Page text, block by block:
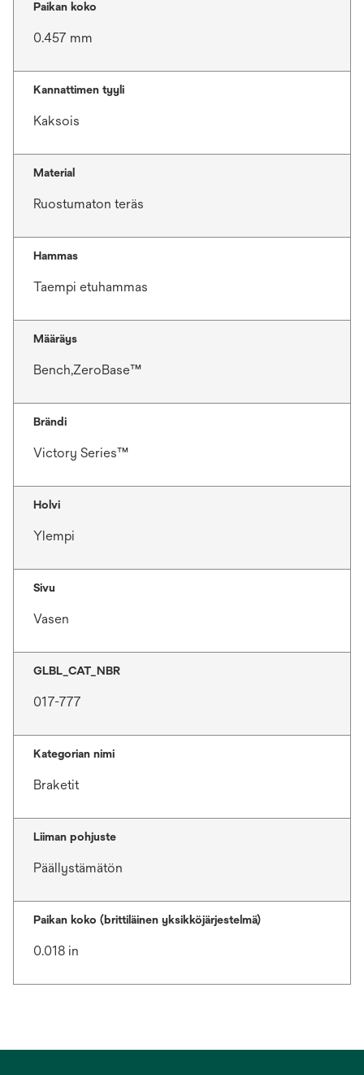
Paikan koko
0.457 mm
Kannattimen tyyli
Kaksois
Material
Ruostumaton teräs
Hammas
Taempi etuhammas
Määräys
Bench,ZeroBase™
Brändi
Victory Series™
Holvi
Ylempi
Sivu
Vasen
GLBL_CAT_NBR
017-777
Kategorian nimi
Braketit
Liiman pohjuste
Päällystämätön
Paikan koko (brittiläinen yksikköjärjestelmä)
0.018 in